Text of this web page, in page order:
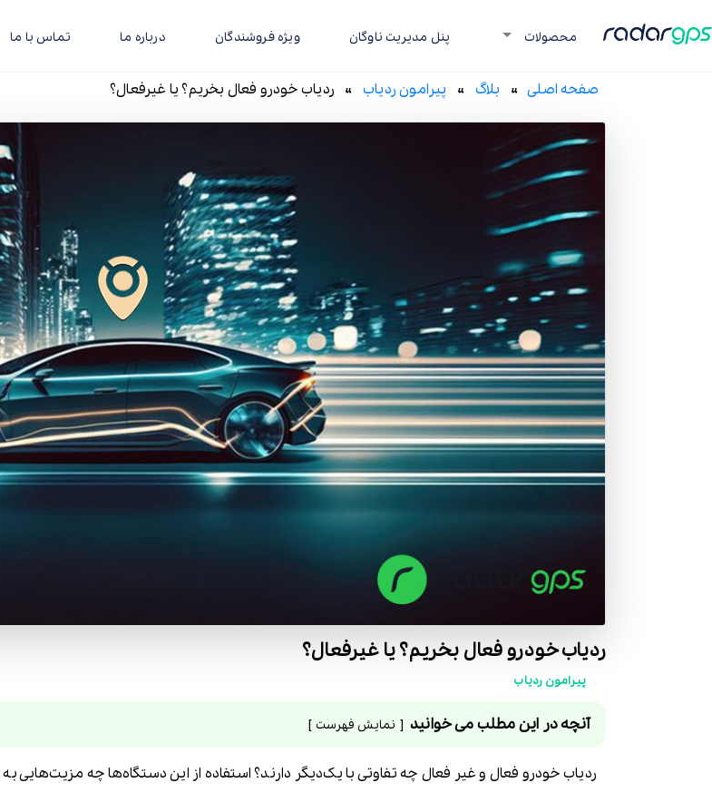
رادار جی پی اس محصولات پنل مدیریت ناوگان ویژه فروشندگان درباره ما تماس با ما
صفحه اصلی» بلاگ » پیرامون ردیاب » ردیاب خودرو فعال بخریم؟ یا غیرفعال؟
ردیاب خودرو فعال بخریم؟ یا غیرفعال؟
پیرامون ردیاب
آنچه در این مطلب می خوانید نمایش فهرست
ردیاب خودرو فعال و غیر فعال چه تفاوتی با یک‌دیگر دارند؟ استفاده از این دستگاه‌ها چه مزیت‌هایی